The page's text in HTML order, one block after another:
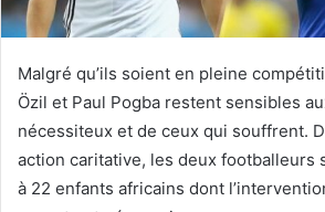
Malgré qu’ils soient en pleine
Özil et Paul Pogba restent sensibles
nécessiteux et de ceux qui souffrent.
action caritative, les deux footballeurs
à 22 enfants africains dont